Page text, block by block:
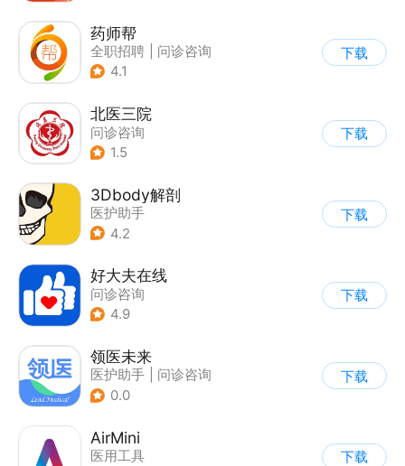
药师帮
全职招聘
问诊咨询
4.1
下载
北医三院
问诊咨询
1.5
下载
3Dbody解剖
医护助手
4.2
下载
好大夫在线
问诊咨询
4.9
下载
领医未来
医护助手
问诊咨询
0.0
下载
AirMini
医用工具
下载